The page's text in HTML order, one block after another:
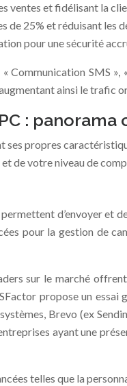
ventes et fidélisant la
de 25% et réduisant les
pour une sécurité
SMS
ainsi le trafic
: panorama
propres
de votre niveau de
d’envoyer et
pour la gestion de
sur le marché
propose un
Brevo (ex
ayant une
telles que la